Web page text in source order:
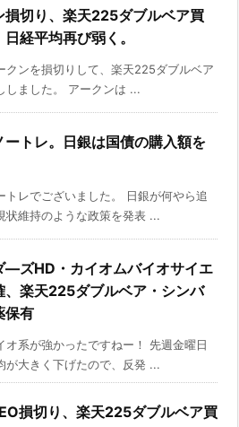
損切り、楽天225ダブルベア買
経平均再び弱く。
クンを損切りして、楽天225ダブルベア
しました。 アークンは ...
ートレ。日銀は国債の購入額を
トレでございました。 日銀が何やら追
状維持のような政策を発表 ...
―ズHD・カイオムバイオサイエ
、楽天225ダブルベア・シンバ
保有
オ系が強かったですねー！ 先週金曜日
が大きく下げたので、反発 ...
損切り、楽天225ダブルベア買